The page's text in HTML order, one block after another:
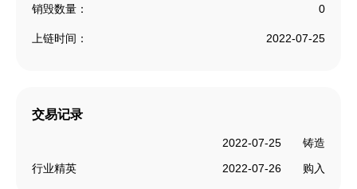
销毁数量： 0
上链时间： 2022-07-25
交易记录
2022-07-25
铸造
行业精英
2022-07-26 购入